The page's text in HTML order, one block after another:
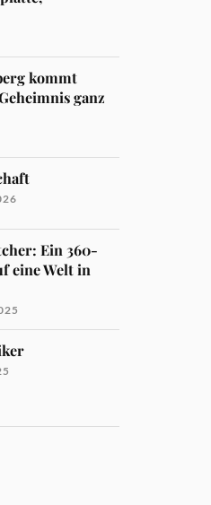
kommt
ganz
Ein 360-
eine Welt in